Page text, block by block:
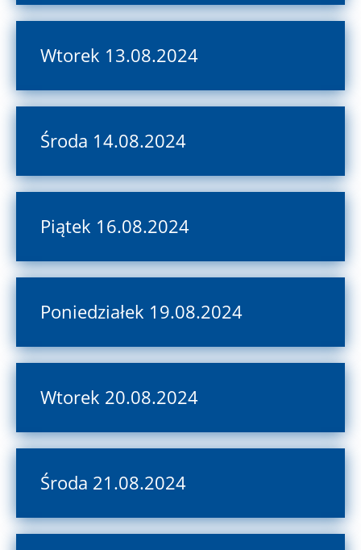
Wtorek 13.08.2024
Środa 14.08.2024
Piątek 16.08.2024
Poniedziałek 19.08.2024
Wtorek 20.08.2024
Środa 21.08.2024